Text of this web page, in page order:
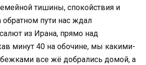
тишины, спокойствия и
обратном пути нас ждал
из Ирана, прямо над
минут 40 на обочине, мы какими-
все жё добрались домой, а